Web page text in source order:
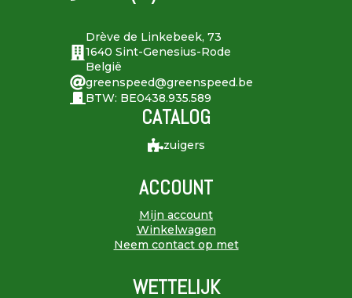
Drève de Linkebeek, 73
1640 Sint-Genesius-Rode
België
greenspeed@greenspeed.be
BTW: BE0438.935.589
CATALOG
zuigers
ACCOUNT
Mijn account
Winkelwagen
Neem contact op met
WETTELIJK